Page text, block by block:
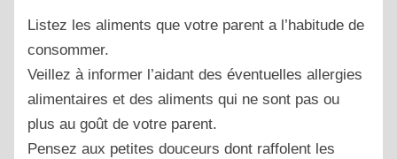
Listez les aliments que votre parent a l’habitude de
consommer.
Veillez à informer l’aidant des éventuelles allergies
alimentaires et des aliments qui ne sont pas ou
plus au goût de votre parent.
Pensez aux petites douceurs dont raffolent les